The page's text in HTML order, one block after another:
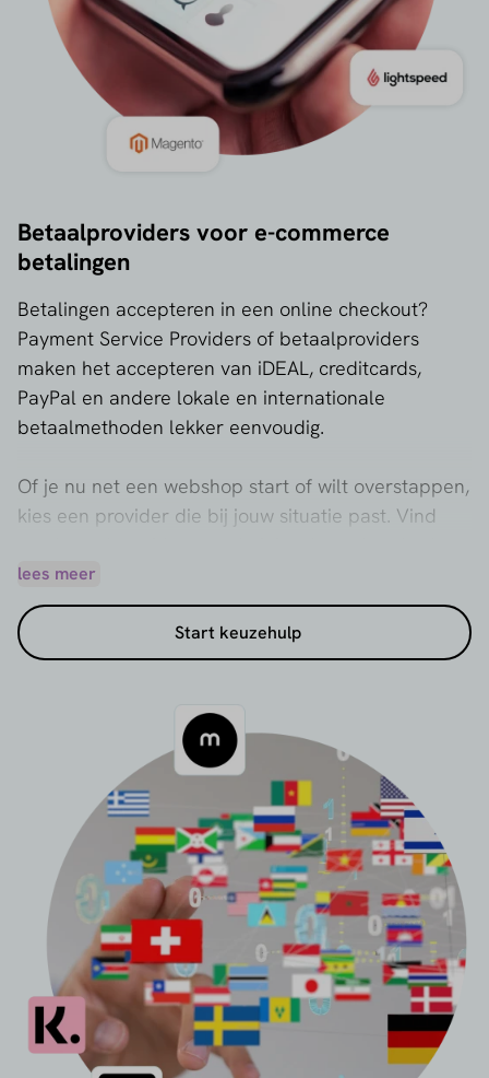
Betaalproviders voor e-commerce
betalingen
Betalingen accepteren in een online checkout?
Payment Service Providers of betaalproviders
maken het accepteren van iDEAL, creditcards,
PayPal en andere lokale en internationale
betaalmethoden lekker eenvoudig.
Of je nu net een webshop start of wilt overstappen,
kies een provider die bij jouw situatie past. Vind
tarieven en functies die aansluiten bij jouw
groeiende online onderneming.
Bekijk en vergelijk hierBetaalproviders per land of
aan te kunnen bieden in jouw
Nog makkelijker: gebruik de gratis keuzehulp om
snel de juiste partij te vinden.
lees meer
Start keuzehulp